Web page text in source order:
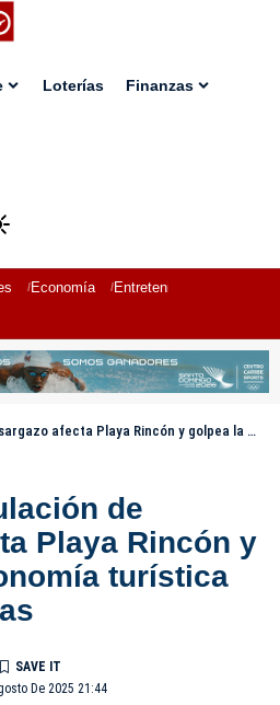
Loterías Finanzas
Economía Entretenimiento
Playa Rincón y golpea la economía turística de Las Galeras
de
Playa Rincón y
turística
De 2025 21:44